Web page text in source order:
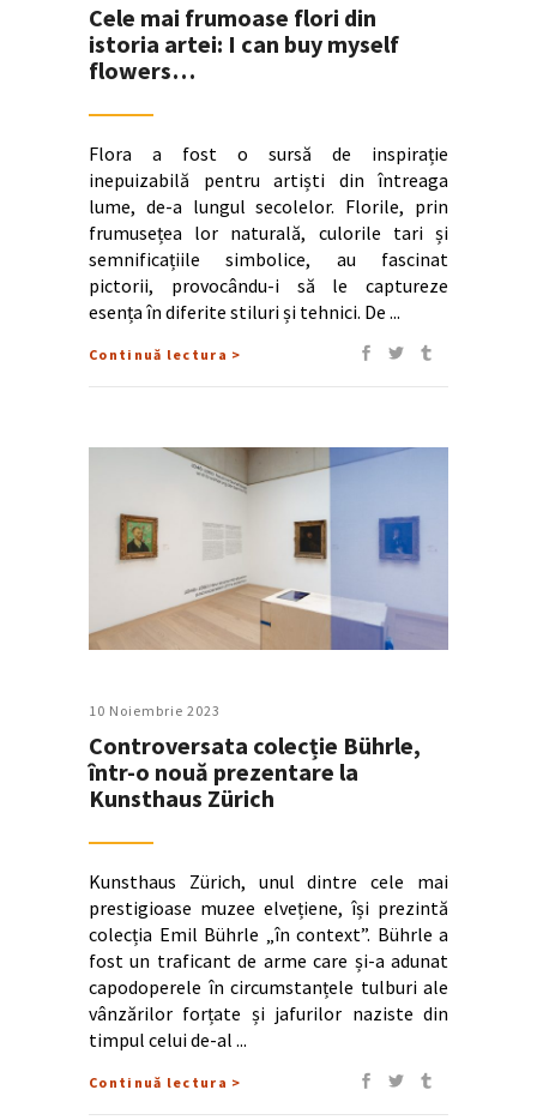
Cele mai frumoase flori din
istoria artei: I can buy myself
flowers…
Flora a fost o sursă de inspirație
inepuizabilă pentru artiști din întreaga
lume, de-a lungul secolelor. Florile, prin
frumusețea lor naturală, culorile tari și
semnificațiile simbolice, au fascinat
pictorii, provocându-i să le captureze
esența în diferite stiluri și tehnici. De
Continuă lectura >
10 Noiembrie 2023
Controversata colecție Bührle,
într-o nouă prezentare la
Kunsthaus Zürich
Kunsthaus Zürich, unul dintre cele mai
prestigioase muzee elvețiene, își prezintă
colecția Emil Bührle „în context”. Bührle a
fost un traficant de arme care și-a adunat
capodoperele în circumstanțele tulburi ale
vânzărilor forțate și jafurilor naziste din
timpul celui de-al
Continuă lectura >